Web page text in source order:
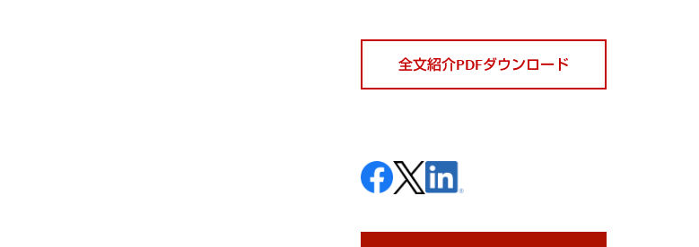
全文紹介PDFダウンロード